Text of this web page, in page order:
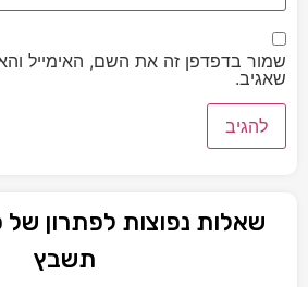
שמור בדפדפן זה את השם, האימייל
שאגיב.
שאלות נפוצות לפתרון
תשבץ